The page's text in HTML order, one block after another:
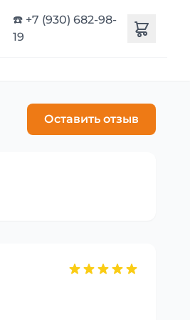
☎️ +7 (930) 682-98-
19
Оставить отзыв